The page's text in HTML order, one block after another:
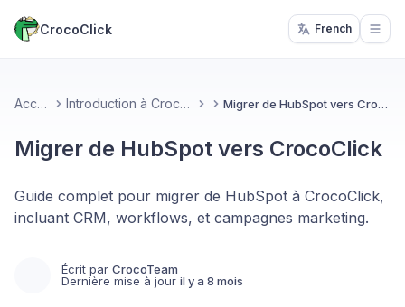
CrocoClick French
Accueil Introduction à CrocoClick Migrer de HubSpot vers CrocoClick
Migrer de HubSpot vers CrocoClick
Guide complet pour migrer de HubSpot à CrocoClick,
incluant CRM, workflows, et campagnes marketing.
Écrit par CrocoTeam
Dernière mise à jour il y a 8 mois